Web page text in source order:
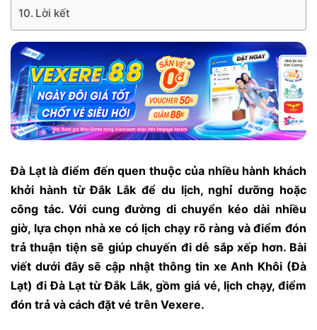
Lời kết
Đà Lạt là điểm đến quen thuộc của nhiều hành khách
khởi hành từ Đắk Lắk để du lịch, nghỉ dưỡng hoặc
công tác. Với cung đường di chuyển kéo dài nhiều
giờ, lựa chọn nhà xe có lịch chạy rõ ràng và điểm đón
trả thuận tiện sẽ giúp chuyến đi dễ sắp xếp hơn. Bài
viết dưới đây sẽ cập nhật thông tin xe Anh Khôi (Đà
Lạt) đi Đà Lạt từ Đắk Lắk, gồm giá vé, lịch chạy, điểm
đón trả và cách đặt vé trên Vexere.